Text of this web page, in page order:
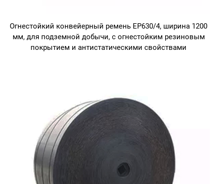
Огнестойкий конвейерный ремень EP630/4, ширина 1200
мм, для подземной добычи, с огнестойким резиновым
покрытием и антистатическими свойствами